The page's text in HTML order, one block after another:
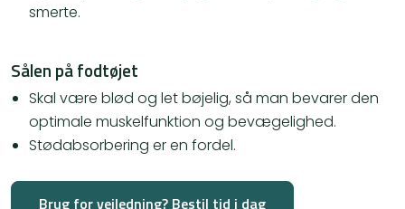
smerte.
Sålen på fodtøjet
Skal være blød og let bøjelig, så man bevarer den
optimale muskelfunktion og bevægelighed.
Stødabsorbering er en fordel.
Brug for vejledning? Bestil tid i dag